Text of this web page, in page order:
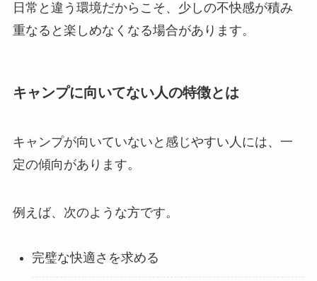
日常と違う環境だからこそ、少しの不快感が積み
重なると楽しめなくなる場合があります。
キャンプに向いてない人の特徴とは
キャンプが向いていないと感じやすい人には、一
定の傾向があります。
例えば、次のような方です。
完璧な快適さを求める